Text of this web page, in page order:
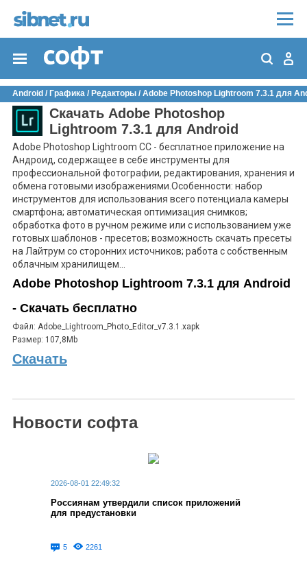
Android / Графика / Редакторы / Adobe Photoshop Lightroom 7.3.1 для
Скачать Adobe Photoshop
Lightroom 7.3.1 для Android
Adobe Photoshop Lightroom CC - бесплатное приложение на
Андроид, содержащее в себе инструменты для
профессиональной фотографии, редактирования, хранения и
обмена готовыми изображениями.Особенности: набор
инструментов для использования всего потенциала камеры
смартфона; автоматическая оптимизация снимков;
обработка фото в ручном режиме или с использованием уже
готовых шаблонов - пресетов; возможность скачать пресеты
на Лайтрум со сторонних источников; работа с собственным
облачным хранилищем...
Adobe Photoshop Lightroom 7.3.1 для Android
- Скачать бесплатно
Файл: Adobe_Lightroom_Photo_Editor_v7.3.1.xapk
Размер: 107,8Mb
Скачать
Новости софта
2026-08-01 22:49:32
Россиянам утвердили список приложений
для предустановки
5 2261